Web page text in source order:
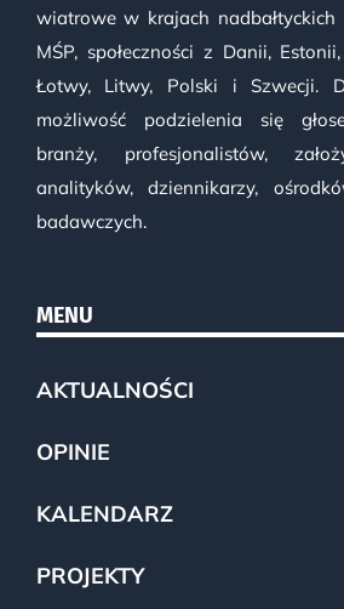
wiatrowe w krajach nadbałtyckich
MŚP, społeczności z Danii,
Łotwy, Litwy, Polski i Szwecji.
możliwość podzielenia się
branży, profesjonalistów,
analityków, dziennikarzy,
badawczych.
MENU
AKTUALNOŚCI
OPINIE
KALENDARZ
PROJEKTY